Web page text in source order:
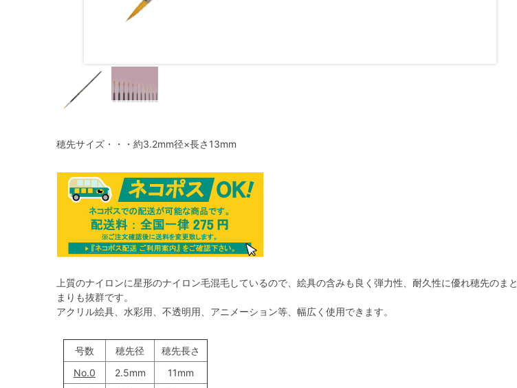
穂先サイズ・・・約3.2mm径×長さ13mm
上質のナイロンに星形のナイロン毛混毛しているので、絵具の含みも良く弾力性、耐久性に優れ穂先のまと
まりも抜群です。
アクリル絵具、水彩用、不透明用、アニメーション等、幅広く使用できます。
号数 穂先径
穂先長さ
No.0
2.5mm
11mm